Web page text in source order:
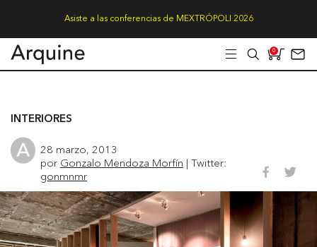
Asiste a las conferencias de MEXTRÓPOLI 2026
0
INTERIORES
28 marzo, 2013
por Gonzalo Mendoza Morfín | Twitter:
gonmnmr